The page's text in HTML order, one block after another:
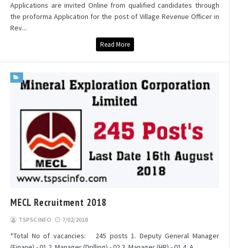
Applications are invited Online from qualified candidates through
the proforma Application for the post of Village Revenue Officer in
Rev...
Read More
MECL Recruitment 2018
TSPSC INFO 7/02/2018
*Total No of vacancies: 245 posts 1. Deputy General Manager